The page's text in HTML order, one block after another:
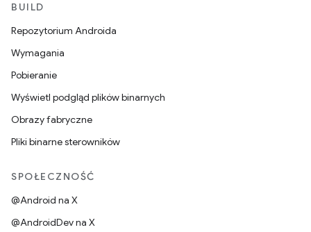
BUILD
Repozytorium Androida
Wymagania
Pobieranie
Wyświetl podgląd plików binarnych
Obrazy fabryczne
Pliki binarne sterowników
SPOŁECZNOŚĆ
@Android na X
@AndroidDev na X